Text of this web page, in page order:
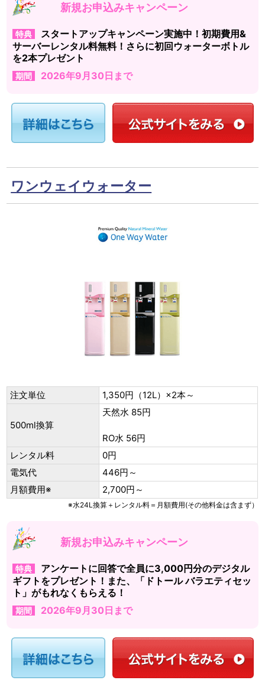
新規お申込みキャンペーン
特典
スタートアップキャンペーン実施中！初期費用&
サーバーレンタル料無料！さらに初回ウォーターボトル
を2本プレゼント
期間 2026年9月30日まで
ワンウェイウォーター
注文単位 1,350円（12L）×2本～
500ml換算
天然水 85円
RO水 56円
レンタル料
0円
電気代
446円～
月額費用※
2,700円～
※水24L換算＋レンタル料＝月額費用(その他料金は含まず）
新規お申込みキャンペーン
特典
アンケートに回答で全員に3,000円分のデジタル
ギフトをプレゼント！また、「ドトール バラエティセッ
ト」がもれなくもらえる！
期間 2026年9月30日まで